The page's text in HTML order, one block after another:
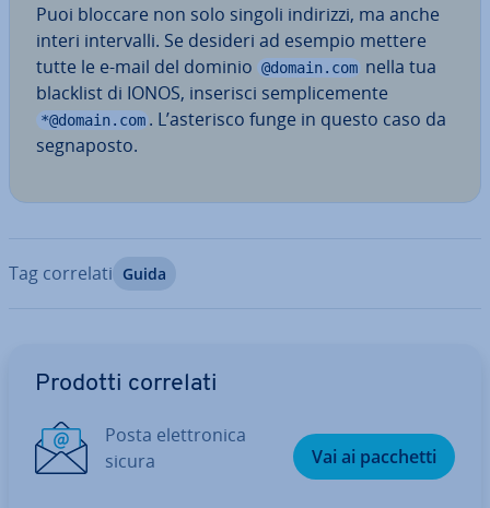
Puoi bloccare non solo singoli indirizzi, ma anche
interi in­ter­val­li. Se desideri ad esempio mettere
tutte le e-mail del dominio @domain.com nella tua
blacklist di IONOS, inserisci sem­pli­ce­men­te
*@domain.com . L’asterisco funge in questo caso da
se­gna­po­sto.
Tag correlati Guida
Prodotti correlati
Posta elet­tro­ni­ca
sicura
Vai ai pacchetti